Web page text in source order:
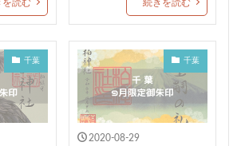
別所琴平神社 美幌神社 伊豆
穂高神社 神炊館神社 スイーツ
小坂熊野神社 都波岐奈加等神社
住吉 生根神社 館腰神社
瀬熊野神社 吾平津神社 朝峯神社
再起復活
を読む 続きを読む
千葉 千葉
2020-08-29